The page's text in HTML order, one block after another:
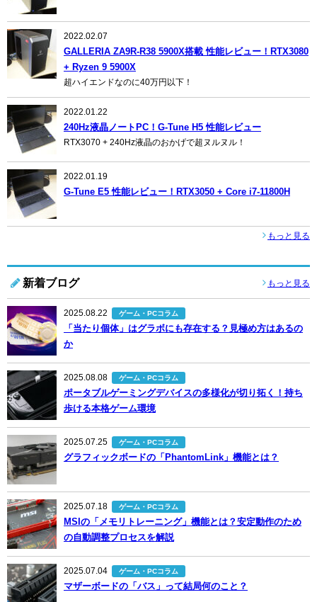
2022.02.07
GALLERIA ZA9R-R38 5900X搭載 性能レビュー！RTX3080
+ Ryzen 9 5900X
超ハイエンドなのに40万円以下！
2022.01.22
240Hz液晶ノートPC！G-Tune H5 性能レビュー
RTX3070 + 240Hz液晶のおかげで超ヌルヌル！
2022.01.19
G-Tune E5 性能レビュー！RTX3050 + Core i7-11800H
もっと見る
新着ブログ もっと見る
2025.08.22 ゲーム・PCコラム
「当たり個体」はグラボにも存在する？見極め方はあるの
か
2025.08.08 ゲーム・PCコラム
ポータブルゲーミングデバイスの多様化が切り拓く！持ち
歩ける本格ゲーム環境
2025.07.25 ゲーム・PCコラム
グラフィックボードの「PhantomLink」機能とは？
2025.07.18 ゲーム・PCコラム
MSIの「メモリトレーニング」機能とは？安定動作のため
の自動調整プロセスを解説
2025.07.04 ゲーム・PCコラム
マザーボードの「バス」って結局何のこと？